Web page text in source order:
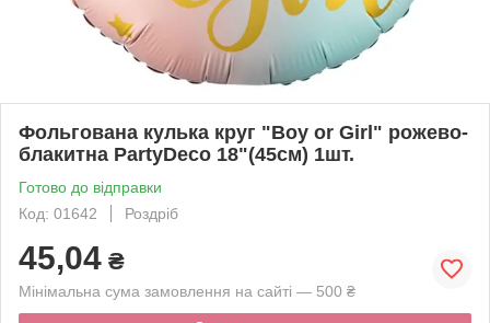
Фольгована кулька круг "Boy or Girl" рожево-
блакитна PartyDeco 18"(45см) 1шт.
Готово до відправки
Код: 01642
Роздріб
45,04 ₴
Мінімальна сума замовлення на сайті — 500 ₴